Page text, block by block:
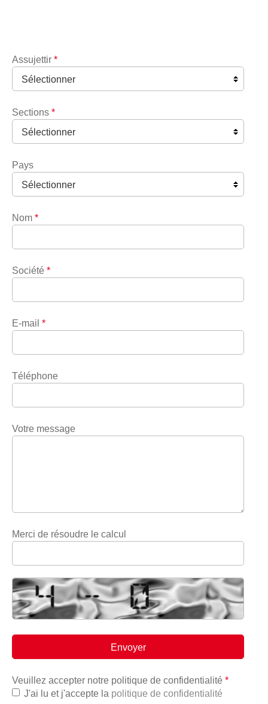
Assujettir *
Sections *
Pays
Nom *
Société *
E-mail *
Téléphone
Votre message
Merci de résoudre le calcul
Veuillez accepter notre politique de confidentialité *
J'ai lu et j'accepte la politique de confidentialité